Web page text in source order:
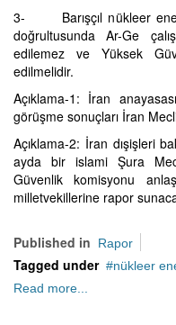
3- Barışçıl nükleer
doğrultusunda Ar-Ge
edilemez ve Yüksek
edilmelidir.
Açıklama-1: İran
görüşme sonuçları İran
Açıklama-2: İran dışişleri
ayda bir islami Şura
Güvenlik komisyonu
milletvekillerine rapor
Published in Rapor
Tagged under nükleer
Read more...